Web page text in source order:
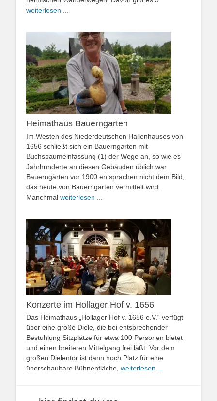
weiterlesen ...
Heimathaus Bauerngarten
Im Westen des Niederdeutschen Hallenhauses von
1656 schließt sich ein Bauerngarten mit
Buchsbaumeinfassung (1) der Wege an, so wie es
Jahrhunderte an diesen Gebäuden üblich war.
Bauerngärten vor 1900 entsprachen nicht dem Bild,
das heute von Bauerngärten vermittelt wird.
Manchmal weiterlesen ...
Konzerte im Hollager Hof v. 1656
Das Heimathaus „Hollager Hof v. 1656 e.V.“ verfügt
über eine große Diele, die bei entsprechender
Bestuhlung Sitzplätze für etwa 100 Personen bietet
und einen breiteren Mittelgang frei läßt. Vor dem
großen Dielentor ist dann noch Platz für eine
überschaubare Bühnenfläche, weiterlesen ...